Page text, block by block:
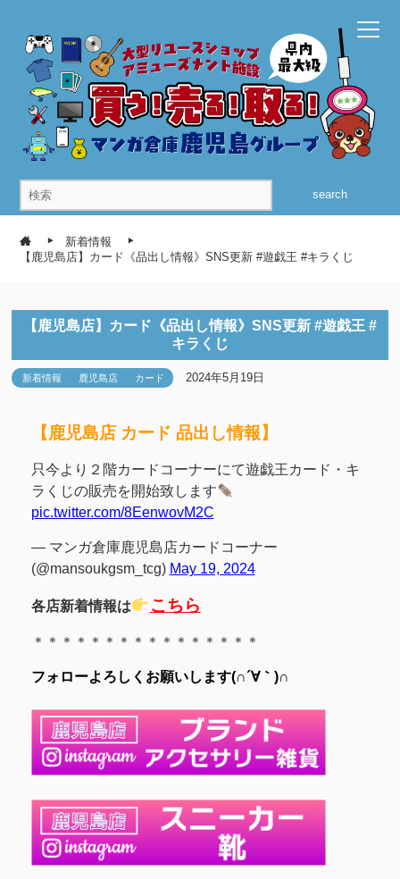
search
新着情報
【鹿児島店】カード《品出し情報》SNS更新 #遊戯王 #キラくじ
【鹿児島店】カード《品出し情報》SNS更新 #遊戯王 #
キラくじ
新着情報 鹿児島店 カード 2024年5月19日
【鹿児島店 カード 品出し情報】
只今より２階カードコーナーにて遊戯王カード・キ
ラくじの販売を開始致します
pic.twitter.com/8EenwovM2C
— マンガ倉庫鹿児島店カードコーナー
(@mansoukgsm_tcg) May 19, 2024
各店新着情報は こちら
＊＊＊＊＊＊＊＊＊＊＊＊＊＊＊＊
フォローよろしくお願いします(∩´∀｀)∩